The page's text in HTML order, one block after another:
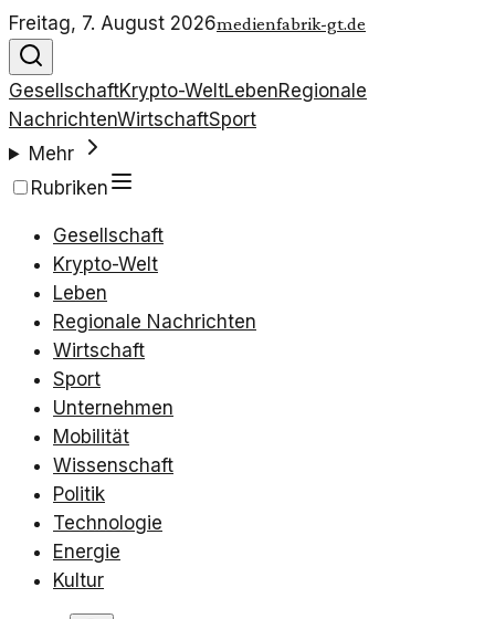
Freitag, 7. August 2026medienfabrik-gt.de
GesellschaftKrypto-WeltLebenRegionale
NachrichtenWirtschaftSport
Mehr
Rubriken
Gesellschaft
Krypto-Welt
Leben
Regionale Nachrichten
Wirtschaft
Sport
Unternehmen
Mobilität
Wissenschaft
Politik
Technologie
Energie
Kultur